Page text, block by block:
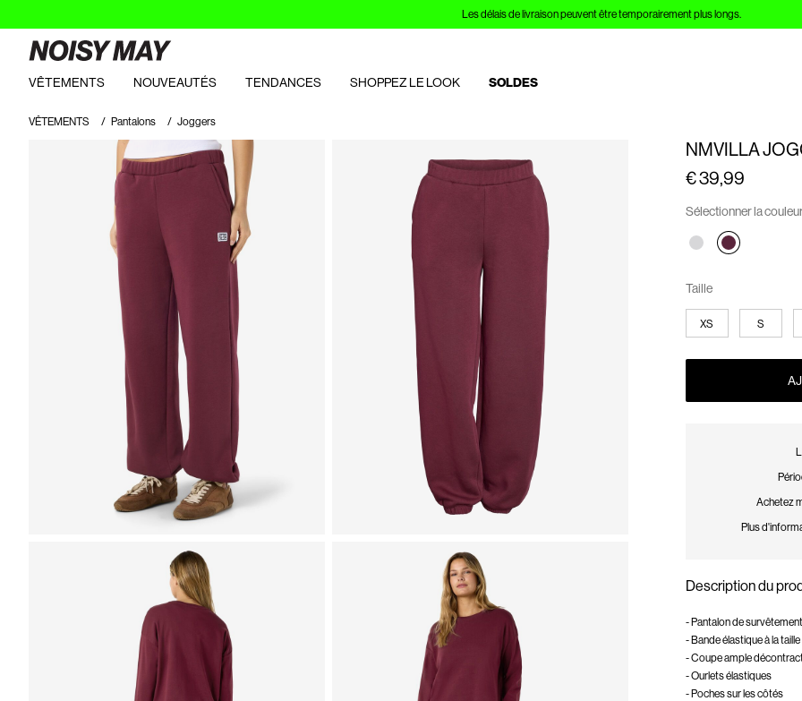
Les délais de livraison peuvent être temporairement plus longs.
VÊTEMENTS NOUVEAUTÉS TENDANCES SHOPPEZ LE LOOK SOLDES
VÊTEMENTS Pantalons Joggers
NMVILLA
€ 39,99
Sélectionner la
Taille
XS S
Achetez
Plus
Description du
- Pantalon de
- Bande élastique à la taille
- Coupe ample
- Ourlets élastiques
- Poches sur les côtés